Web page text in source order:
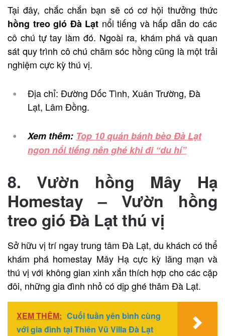
Tại đây, chắc chắn bạn sẽ có cơ hội thưởng thức
hồng treo gió Đà Lạt nổi tiếng và hấp dẫn do các
cô chú tự tay làm đó. Ngoài ra, khám phá và quan
sát quy trình cô chú chăm sóc hồng cũng là một trải
nghiệm cực kỳ thú vị.
Địa chỉ: Đường Dốc Tình, Xuân Trường, Đà
Lạt, Lâm Đồng.
Xem thêm: Top 10 quán bánh bèo Đà Lạt
ngon nổi tiếng nên ghé khi đi “du hí”
8. Vườn hồng Mây Hạ
Homestay – Vườn hồng
treo gió Đà Lạt thú vị
Sở hữu vị trí ngay trung tâm Đà Lạt, du khách có thể
khám phá homestay Mây Hạ cực kỳ lãng mạn và
thú vị với không gian xinh xắn thích hợp cho các cặp
đôi, những gia đình nhỏ có dịp ghé thăm Đà Lạt.
XEM THÊM: Cuối tuần yên bình cùng
với gia đình tại Thiên Vũ Villa Đà Lạt